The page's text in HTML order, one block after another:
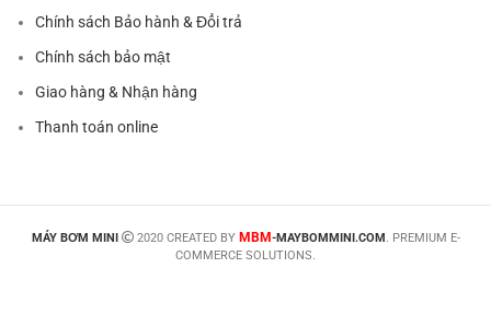
Chính sách Bảo hành & Đổi trả
Chính sách bảo mật
Giao hàng & Nhận hàng
Thanh toán online
MÁY BƠM MINI 2020 CREATED BY MBM-MAYBOMMINI.COM . PREMIUM E-
COMMERCE SOLUTIONS.